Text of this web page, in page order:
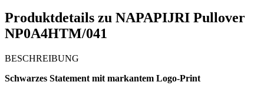
Produktdetails zu NAPAPIJRI Pullover
NP0A4HTM/041
BESCHREIBUNG
Schwarzes Statement mit markantem Logo-Print